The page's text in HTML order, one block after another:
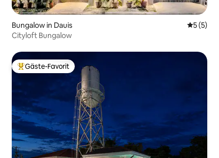
Bungalow in Dauis
5 (5)
Cityloft Bungalow
Beliebter Gäste-Favorit.
Gäste-Favorit